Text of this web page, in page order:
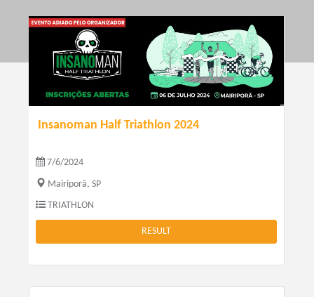
Insanoman Half Triathlon 2024
7/6/2024
Mairiporã, SP
TRIATHLON
RESULT